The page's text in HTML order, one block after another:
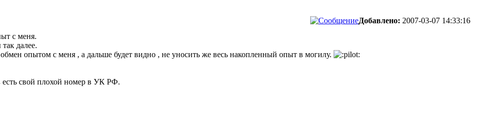
Добавлено: 2007-03-07 14:33:16
с меня.
далее.
опытом с меня , а дальше будет видно , не уносить же весь накопленный опыт в могилу.
есть свой плохой номер в УК РФ.